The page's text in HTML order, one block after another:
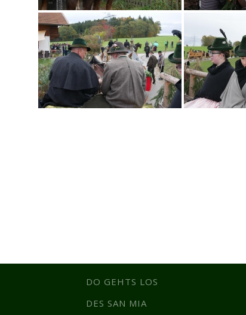
DO GEHTS LOS
DES SAN MIA